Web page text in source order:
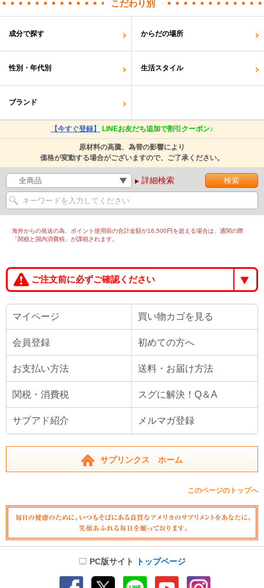
こだわり別
成分で探す からだの場所
性別・年代別 生活スタイル
ブランド
【今すぐ登録】 LINEお友だち追加で割引クーポン♪
原材料の高騰、為替の影響により
価格が変動する場合がございますので、ご了承ください。
詳細検索
海外からの発送の為、ポイント使用前の合計金額が16,500円を超える場合は、通関の際
「関税と国内消費税」が課税されます。
ご注文前に必ずご確認ください
マイページ 買い物カゴを見る
会員登録 初めての方へ
お支払い方法 送料・お届け方法
関税・消費税 スグに解決！Q＆A
サプアド紹介 メルマガ登録
サプリンクス ホーム
このページのトップへ
PC版サイト トップページ